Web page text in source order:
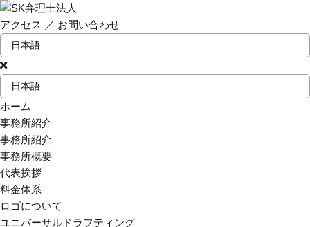
アクセス ／ お問い合わせ
ホーム
事務所紹介
事務所紹介
事務所概要
代表挨拶
料金体系
ロゴについて
ユニバーサルドラフティング